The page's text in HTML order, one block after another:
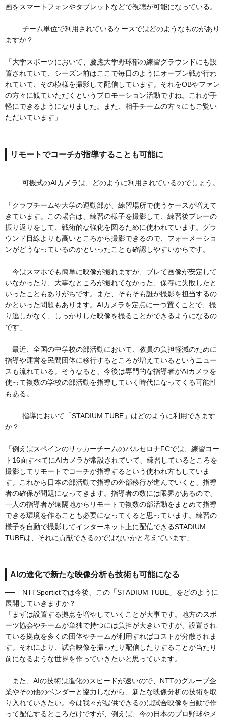
画をスマートフォンやタブレットなどで視聴が可能になっている。
── チーム単位で利用されているケースではどのようなものがあり
ますか？
「大学スポーツにおいて、慶應大学野球部の練習グラウンドにも設
置されていて、シーズン前はここで毎日のようにオープン戦が行わ
れていて、その模様を撮影して配信しています。それをOBやファン
の方々に観ていただくというプロモーション活動ですね。これが手
軽にできるようになりました。また、相手チームの方々にもご覧い
ただいています」
リモートでコーチが指導することも可能に
── 可搬式のAIカメラは、どのように利用されているのでしょう。
「クラブチームや大学の運動部が、練習場所で使うケースが増えて
きています。この場合は、練習の様子を撮影して、練習後プレーの
振り返りをして、戦術的な強化を図るために使われています。グラ
ウンド目線よりも高いところから撮影できるので、フォーメーショ
ンがどうなっているのかといったことも確認しやすいからです。
今はスマホでも簡単に映像が撮れますが、ブレて画像が安定して
いなかったり、大事なところが撮れてなかった、保存に失敗したと
いったこともありがちです。また、そもそも誰が撮影を担当するの
かといった問題もあります。AIカメラを定点に一つ置くことで、撮
り逃しがなく、しっかりした映像を撮ることができるようになるの
です」
最近、全国の中学校の部活動において、教員の負担軽減のために
指導や運営を民間団体に移行するところが増えているというニュー
スも流れている。そうなると、今後は専門的な指導者がAIカメラを
使って複数の学校の部活動を指導していく時代になってくる可能性
もある。
── 指導において「STADIUM TUBE」はどのように利用できます
か？
「例えばスペインのサッカーチームのバルセロナFCでは、練習コー
ト16面すべてにAIカメラが常設されていて、練習しているところを
撮影してリモートでコーチが指導するという使われ方もしていま
す。これから日本の部活動で指導の外部移行が進んでいくと、指導
者の確保が問題になってきます。指導者の数には限界があるので、
一人の指導者が遠隔地からリモートで複数の部活動をまとめて指導
できる環境を作ることも必要になってくると思っています。練習の
様子を自動で撮影してインターネット上に配信できるSTADIUM
TUBEは、それに貢献できるのではないかと考えています」
AIの進化で新たな映像分析も技術も可能になる
── NTTSportictでは今後、この「STADIUM TUBE」をどのように
展開していきますか？
「まずは設置する拠点を増やしていくことが大事です。地方のスポ
ーツ協会やチームが単独で持つには負担が大きいですが、設置され
ている拠点を多くの団体やチームが利用すればコストが分散されま
す。それにより、試合映像を撮ったり配信したりすることが当たり
前になるような世界を作っていきたいと思っています。
また、AIの技術は進化のスピードが速いので、NTTのグループ企
業やその他のベンダーと協力しながら、新たな映像分析の技術を取
り入れていきたい。今は我々が提供できるのは試合映像を自動で作
って配信するところだけですが、例えば、今の日本のプロ野球やメ